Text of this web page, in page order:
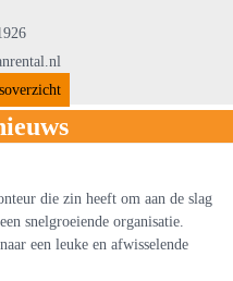
die zin heeft om aan de slag
snelgroeiende organisatie.
een leuke en afwisselende